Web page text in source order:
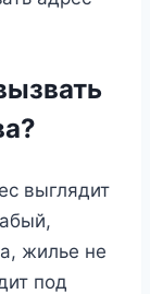
выглядит
жилье не
под